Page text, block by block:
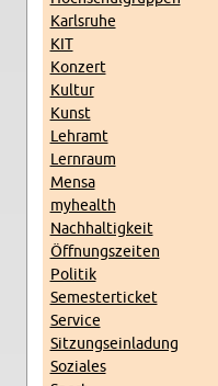
Karls­ru­he
KIT
Kon­zert
Kul­tur
Kunst
Lehr­amt
Lern­raum
Mensa
myhe­alth
Nach­hal­tig­keit
Öff­nungs­zei­ten
Po­li­tik
Se­mes­ter­ti­cket
Ser­vice
Sit­zungs­ein­la­dung
So­zia­les